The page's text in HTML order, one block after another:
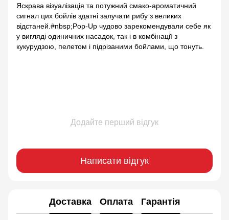
Яскрава візуалізація та потужний смако-ароматичний
сигнал цих бойлів здатні залучати рибу з великих
відстаней.#nbsp;Pop-Up чудово зарекомендували себе як
у вигляді одиничних насадок, так і в комбінації з
кукурудзою, пелетом і підрізаними бойлами, що тонуть.
Додайте перший відгук
Написати відгук
Доставка Оплата Гарантія